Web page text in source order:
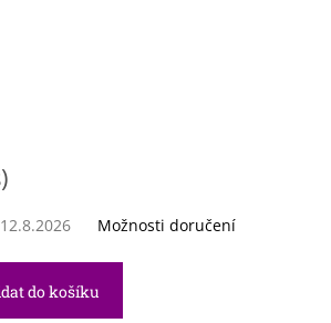
12.8.2026 Možnosti doručení
do košíku